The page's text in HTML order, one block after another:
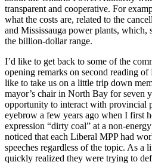
transparent and cooperative. For
what the costs are, related to the
and Mississauga power plants, which,
the billion-dollar range.
I’d like to get back to some of the
opening remarks on second reading
like to take us on a little trip down
mayor’s chair in North Bay for seven
opportunity to interact with provincial
eyebrow a few years ago when I first
expression “dirty coal” at a non-
noticed that each Liberal MPP had
speeches regardless of the topic. As a
quickly realized they were trying to